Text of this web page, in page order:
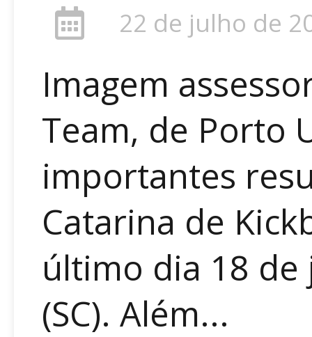
22 de julho de
Imagem
Team, de Porto
importantes
Catarina de
último dia 18 de
(SC). Além...